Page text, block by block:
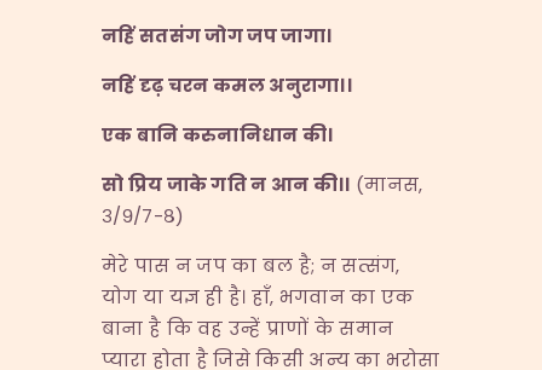
नहिंसतसंगजोगजपजागा।
नहिंदृढ़चरनकमलअनुरागा।।
एकबानिकरुनानिधानकी।
सोप्रियजाकेगतिन आनकी।। (मानस,
३/९/७-८)
मेरे पास न जप का बल है; न सत्संग,
योग या यज्ञ ही है। हाँ, भगवान का एक
बाना है कि वह उन्हें प्राणों के समान
प्यारा होता है जिसे किसी अन्य का भरोसा